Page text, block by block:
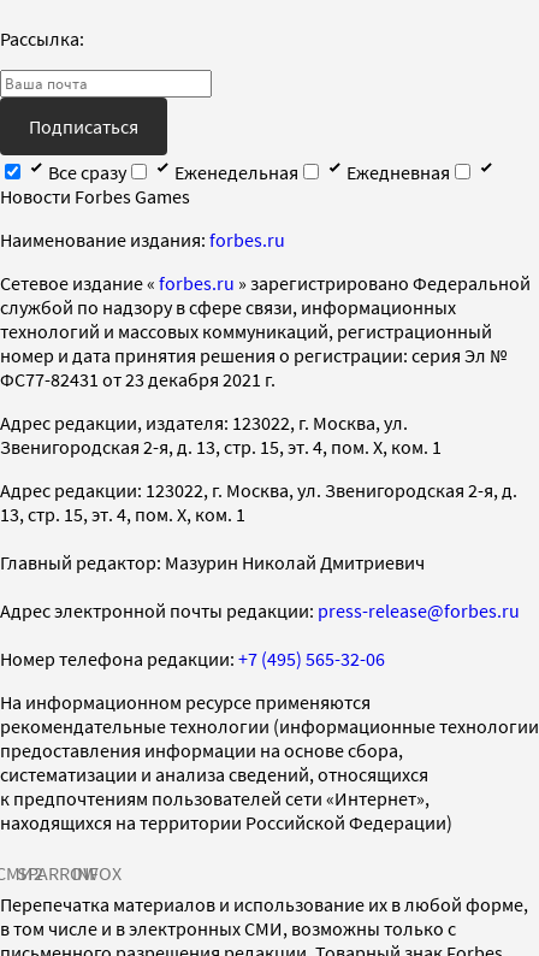
Рассылка:
Подписаться
Все сразу
Еженедельная
Ежедневная
Новости Forbes Games
Наименование издания: forbes.ru
Cетевое издание « forbes.ru » зарегистрировано Федеральной
службой по надзору в сфере связи, информационных
технологий и массовых коммуникаций, регистрационный
номер и дата принятия решения о регистрации: серия Эл №
ФС77-82431 от 23 декабря 2021 г.
Адрес редакции, издателя: 123022, г. Москва, ул.
Звенигородская 2-я, д. 13, стр. 15, эт. 4, пом. X, ком. 1
Адрес редакции: 123022, г. Москва, ул. Звенигородская 2-я, д.
13, стр. 15, эт. 4, пом. X, ком. 1
Главный редактор: Мазурин Николай Дмитриевич
Адрес электронной почты редакции: press-release@forbes.ru
Номер телефона редакции: +7 (495) 565-32-06
На информационном ресурсе применяются
рекомендательные технологии (информационные технологии
предоставления информации на основе сбора,
систематизации и анализа сведений, относящихся
к предпочтениям пользователей сети «Интернет»,
находящихся на территории Российской Федерации)
SPARROWINFOX
Перепечатка материалов и использование их в любой форме,
в том числе и в электронных СМИ, возможны только с